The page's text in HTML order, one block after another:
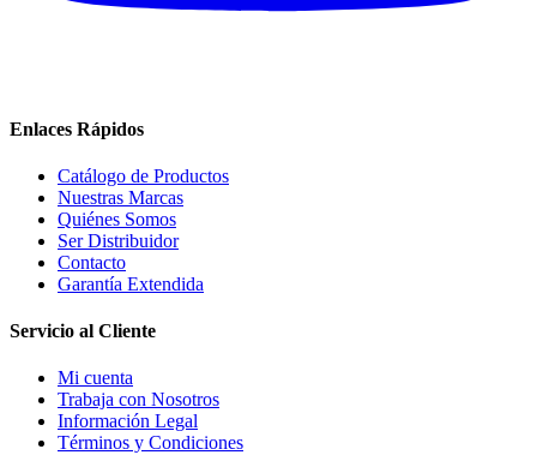
Enlaces Rápidos
Catálogo de Productos
Nuestras Marcas
Quiénes Somos
Ser Distribuidor
Contacto
Garantía Extendida
Servicio al Cliente
Mi cuenta
Trabaja con Nosotros
Información Legal
Términos y Condiciones